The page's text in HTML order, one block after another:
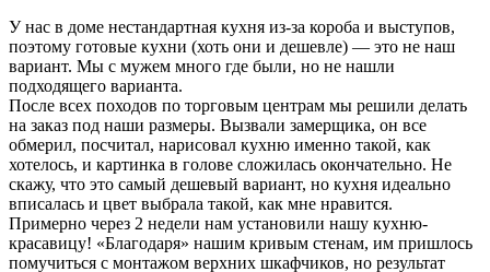
У нас в доме нестандартная кухня из-за короба и выступов,
поэтому готовые кухни (хоть они и дешевле) — это не наш
вариант. Мы с мужем много где были, но не нашли
подходящего варианта.
После всех походов по торговым центрам мы решили делать
на заказ под наши размеры. Вызвали замерщика, он все
обмерил, посчитал, нарисовал кухню именно такой, как
хотелось, и картинка в голове сложилась окончательно. Не
скажу, что это самый дешевый вариант, но кухня идеально
вписалась и цвет выбрала такой, как мне нравится.
Примерно через 2 недели нам установили нашу кухню-
красавицу! «Благодаря» нашим кривым стенам, им пришлось
помучиться с монтажом верхних шкафчиков, но результат